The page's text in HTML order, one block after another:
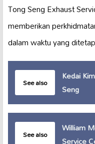
Tong Seng Exhaust
memberikan
dalam waktu yang
See also
Kedai
Seng
See also
William